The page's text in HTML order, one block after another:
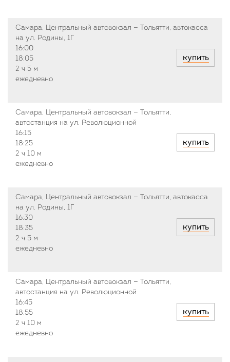
Самара, Центральный автовокзал — Тольятти, автокасса
на ул. Родины, 1Г
16:00
18:05
2 ч 5 м
ежедневно
купить
Самара, Центральный автовокзал — Тольятти,
автостанция на ул. Революционной
16:15
18:25
2 ч 10 м
ежедневно
купить
Самара, Центральный автовокзал — Тольятти, автокасса
на ул. Родины, 1Г
16:30
18:35
2 ч 5 м
ежедневно
купить
Самара, Центральный автовокзал — Тольятти,
автостанция на ул. Революционной
16:45
18:55
2 ч 10 м
ежедневно
купить